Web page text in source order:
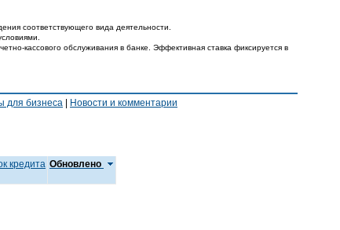
соответствующего вида деятельности.
кассового обслуживания в банке. Эффективная ставка фиксируется в
для бизнеса Новости и комментарии
кредита Обновлено